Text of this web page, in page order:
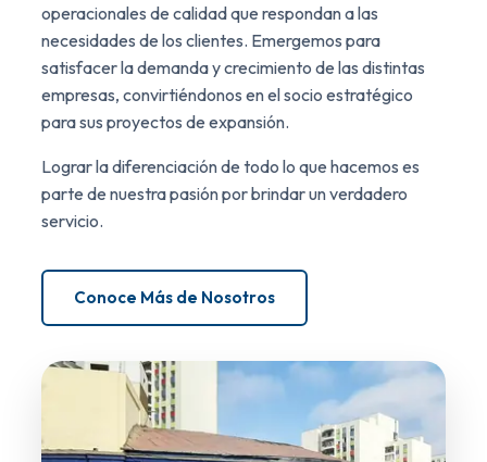
operacionales de calidad que respondan a las
necesidades de los clientes. Emergemos para
satisfacer la demanda y crecimiento de las distintas
empresas, convirtiéndonos en el socio estratégico
para sus proyectos de expansión.
Lograr la diferenciación de todo lo que hacemos es
parte de nuestra pasión por brindar un verdadero
servicio.
Conoce Más de Nosotros